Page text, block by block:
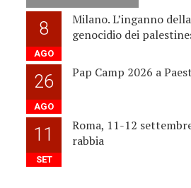
8
AGO
Milano. L’inganno
genocidio dei
26
AGO
Pap Camp 2026 a
11
SET
Roma, 11-12
rabbia